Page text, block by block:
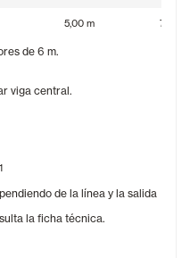
5,00 m 7,00 m
de 6 m.
viga central.
de la línea y la salida
la ficha técnica.